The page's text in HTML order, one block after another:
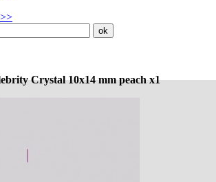
ok
Crystal 10x14 mm peach x1